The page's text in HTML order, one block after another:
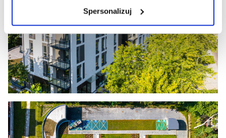
Spersonalizuj